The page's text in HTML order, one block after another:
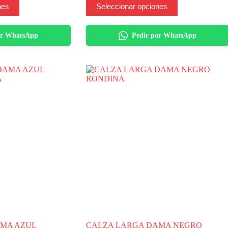
WhatsApp
Seleccionar opciones
producto
tiene
varias
Las
se
pueden
elegir
Pedir por WhatsApp
AZUL
CALZA LARGA DAMA NEGRO